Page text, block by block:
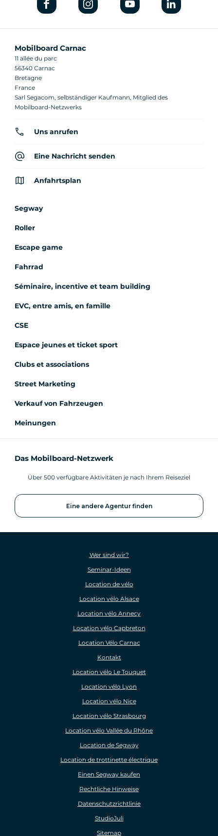
Mobilboard Carnac
11 allée du parc
56340 Carnac
Bretagne
France
Sarl Segacom, selbständiger Kaufmann, Mitglied des
Mobilboard-Netzwerks
Uns anrufen
Eine Nachricht senden
Anfahrtsplan
Segway
Roller
Escape game
Fahrrad
Séminaire, incentive et team building
EVC, entre amis, en famille
CSE
Espace jeunes et ticket sport
Clubs et associations
Street Marketing
Verkauf von Fahrzeugen
Meinungen
Das Mobilboard-Netzwerk
Über 500 verfügbare Aktivitäten je nach Ihrem Reiseziel
Eine andere Agentur finden
Wer sind wir?
Seminar-Ideen
Location de vélo
Location vélo Alsace
Location vélo Annecy
Location vélo Capbreton
Location Vélo Carnac
Kontakt
Location vélo Le Touquet
Location vélo Lyon
Location vélo Nice
Location vélo Strasbourg
Location vélo Vallée du Rhône
Location de Segway
Location de trottinette électrique
Einen Segway kaufen
Rechtliche Hinweise
Datenschutzrichtlinie
StudioJuli
Sitemap